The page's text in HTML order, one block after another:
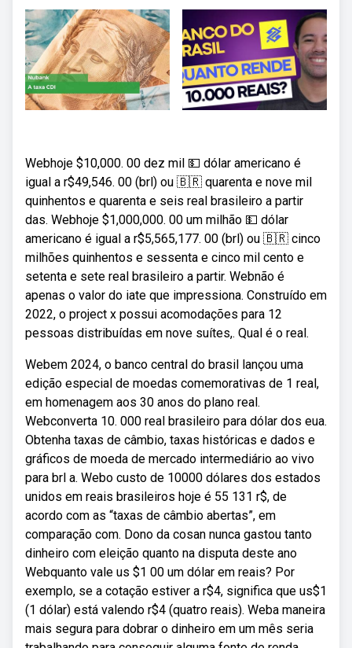
Webhoje $10,000. 00 dez mil 💵 dólar americano é
igual a r$49,546. 00 (brl) ou 🇧🇷 quarenta e nove mil
quinhentos e quarenta e seis real brasileiro a partir
das. Webhoje $1,000,000. 00 um milhão 💵 dólar
americano é igual a r$5,565,177. 00 (brl) ou 🇧🇷 cinco
milhões quinhentos e sessenta e cinco mil cento e
setenta e sete real brasileiro a partir. Webnão é
apenas o valor do iate que impressiona. Construído em
2022, o project x possui acomodações para 12
pessoas distribuídas em nove suítes,. Qual é o real.
Webem 2024, o banco central do brasil lançou uma
edição especial de moedas comemorativas de 1 real,
em homenagem aos 30 anos do plano real.
Webconverta 10. 000 real brasileiro para dólar dos eua.
Obtenha taxas de câmbio, taxas históricas e dados e
gráficos de moeda de mercado intermediário ao vivo
para brl a. Webo custo de 10000 dólares dos estados
unidos em reais brasileiros hoje é 55 131 r$, de
acordo com as “taxas de câmbio abertas”, em
comparação com. Dono da cosan nunca gastou tanto
dinheiro com eleição quanto na disputa deste ano
Webquanto vale us $1 00 um dólar em reais? Por
exemplo, se a cotação estiver a r$4, significa que us$1
(1 dólar) está valendo r$4 (quatro reais). Weba maneira
mais segura para dobrar o dinheiro em um mês seria